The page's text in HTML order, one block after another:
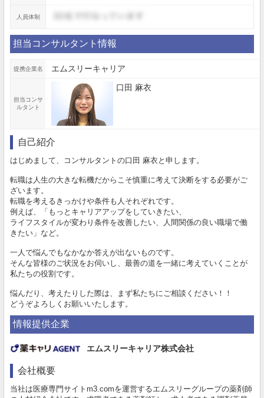
人員体制
担当コンサルタント情報
提携企業名 エムスリーキャリア
担当コンサ
ルタント
口田 麻衣
自己紹介
はじめまして、コンサルタントの口田 麻衣と申します。
転職は人生の大きな転機だからこそ慎重に考えて決断をする必要がご
ざいます。
転職を考えるきっかけや条件も人それぞれです。
例えば、「もっとキャリアアップをしていきたい、
ライフスタイルが変わり条件を改善したい、人間関係の良い職場で働
きたい」など。
一人で悩んでもなかなか答えが出ないものです。
そんな皆様のご状況をお伺いし、最善の道を一緒に考えていくことが
私たちの役割です。
悩んだり、考えたりした際は、まず私たちにご相談ください！！
どうぞよろしくお願いいたします。
情報提供企業
エムスリーキャリア株式会社
会社概要
当社は医療専門サイトm3.comを運営するエムスリーグループの薬剤師